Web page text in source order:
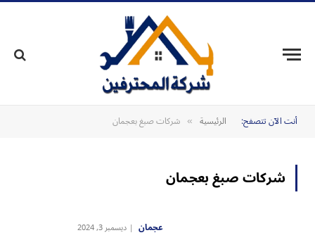
أنت الآن تتصفح: الرئيسية » شركات صبغ بعجمان
شركات صبغ بعجمان
عجمان ديسمبر 3, 2024